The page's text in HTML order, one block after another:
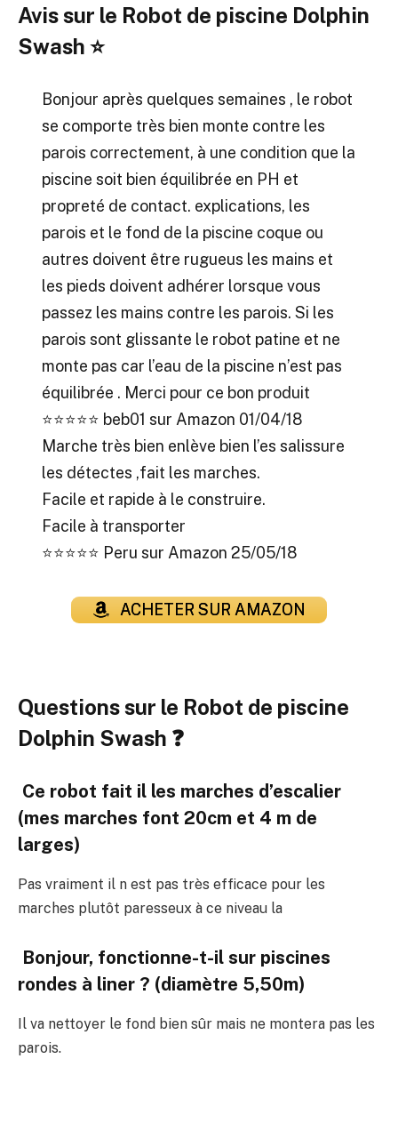
Avis sur le Robot de piscine Dolphin
Swash ⭐
Bonjour après quelques semaines , le robot
se comporte très bien monte contre les
parois correctement, à une condition que la
piscine soit bien équilibrée en PH et
propreté de contact. explications, les
parois et le fond de la piscine coque ou
autres doivent être rugueus les mains et
les pieds doivent adhérer lorsque vous
passez les mains contre les parois. Si les
parois sont glissante le robot patine et ne
monte pas car l’eau de la piscine n’est pas
équilibrée . Merci pour ce bon produit
⭐⭐⭐⭐⭐ beb01 sur Amazon 01/04/18
Marche très bien enlève bien l’es salissure
les détectes ,fait les marches.
Facile et rapide à le construire.
Facile à transporter
⭐⭐⭐⭐⭐ Peru sur Amazon 25/05/18
ACHETER SUR AMAZON
Questions sur le Robot de piscine
Dolphin Swash ❓
Ce robot fait il les marches d’escalier
(mes marches font 20cm et 4 m de
larges)
Pas vraiment il n est pas très efficace pour les
marches plutôt paresseux à ce niveau la
Bonjour, fonctionne-t-il sur piscines
rondes à liner ? (diamètre 5,50m)
Il va nettoyer le fond bien sûr mais ne montera pas les
parois.